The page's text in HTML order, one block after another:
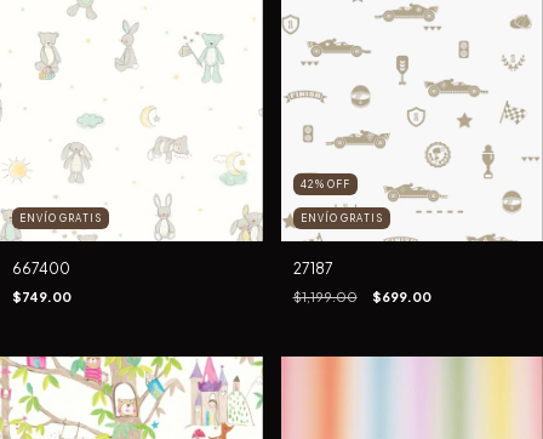
ENVÍO GRATIS
667400
$749.00
42 % OFF
ENVÍO GRATIS
27187
$1,199.00 $699.00